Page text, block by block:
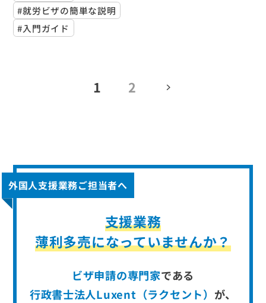
#就労ビザの簡単な説明
#入門ガイド
1 2
外国人支援業務ご担当者へ
支援業務
薄利多売になっていませんか？
ビザ申請の専門家である
行政書士法人Luxent（ラクセント） が、